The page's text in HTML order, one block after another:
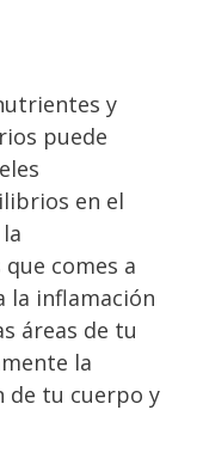
y
puede
en el
comes a
la inflamación
áreas de tu
la
de tu cuerpo y